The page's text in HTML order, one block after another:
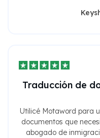
Traducción de
Utilicé Motaword para
documentos que
abogado de